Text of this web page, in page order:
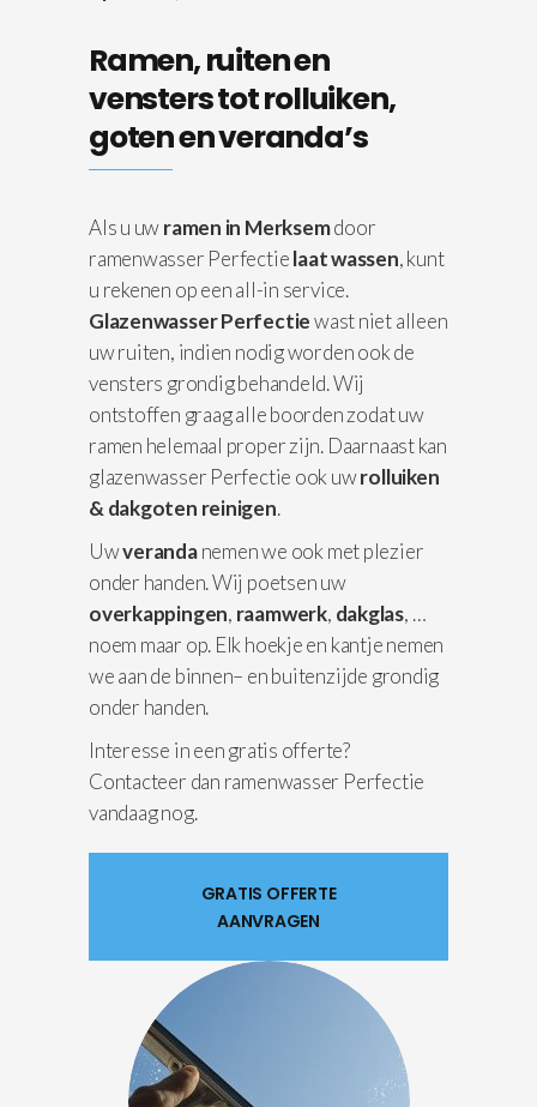
Ramen, ruiten en
vensters tot rolluiken,
goten en veranda’s
Als u uwramen in Merksemdoor
ramenwasser Perfectielaat wassen, kunt
u rekenen op een all-in service.
Glazenwasser Perfectiewast niet alleen
uw ruiten, indien nodig worden ook de
vensters grondig behandeld. Wij
ontstoffen graag alle boorden zodat uw
ramen helemaal proper zijn. Daarnaast kan
glazenwasser Perfectie ook uwrolluiken
& dakgoten reinigen.
Uwverandanemen we ook met plezier
onder handen. Wij poetsen uw
overkappingen, raamwerk, dakglas, …
noem maar op. Elk hoekje en kantje nemen
we aan de binnen– en buitenzijde grondig
onder handen.
Interesse in een gratis offerte?
Contacteer dan ramenwasser Perfectie
vandaag nog.
GRATIS OFFERTE
AANVRAGEN